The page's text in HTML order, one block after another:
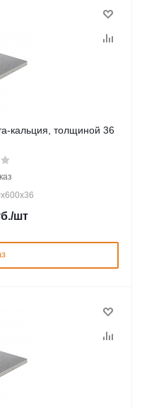
кальция, толщиной 36
/шт